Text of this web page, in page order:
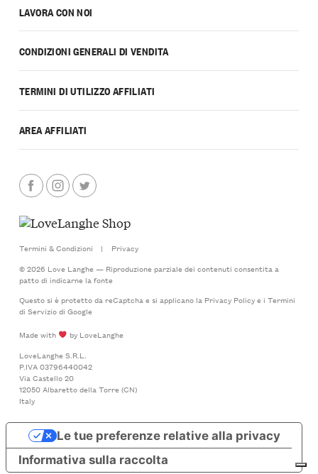
LAVORA CON NOI
CONDIZIONI GENERALI DI VENDITA
TERMINI DI UTILIZZO AFFILIATI
AREA AFFILIATI
Termini & Condizioni |
Privacy
© 2026 Love Langhe — Riproduzione parziale dei contenuti consentita a
patto di indicarne la fonte
Questo si è protetto da reCaptcha e si applicano la Privacy Policye i Termini
di Serviziodi Google
Made with
by LoveLanghe
LoveLanghe S.R.L.
P.IVA 03796440042
Via Castello 20
12050 Albaretto della Torre (CN)
Italy
Informativa sulla raccolta
Le tue preferenze relative alla privacy